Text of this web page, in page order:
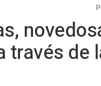
través de